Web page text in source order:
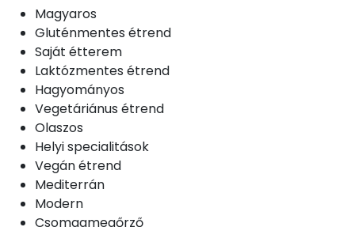
Magyaros
Gluténmentes étrend
Saját étterem
Laktózmentes étrend
Hagyományos
Vegetáriánus étrend
Olaszos
Helyi specialitások
Vegán étrend
Mediterrán
Modern
Csomagmegőrző